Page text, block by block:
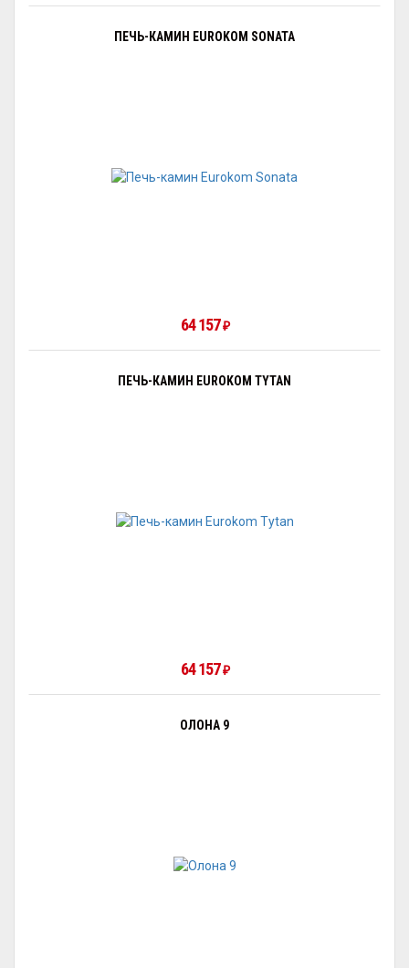
ПЕЧЬ-КАМИН EUROKOM SONATA
64 157 ₽
ПЕЧЬ-КАМИН EUROKOM TYTAN
64 157 ₽
ОЛОНА 9